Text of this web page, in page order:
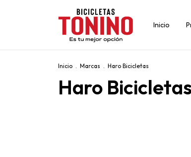
Inicio
Inicio . Marcas . Haro Bicicletas
Haro Bicicletas